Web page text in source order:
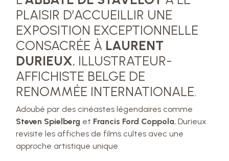
PLAISIR D’ACCUEILLIR UNE
EXPOSITION EXCEPTIONNELLE
CONSACRÉE À LAURENT
DURIEUX, ILLUSTRATEUR-
AFFICHISTE BELGE DE
RENOMMÉE INTERNATIONALE.
Adoubé par des cinéastes légendaires comme
Steven Spielberg et Francis Ford Coppola, Durieux
revisite les affiches de films cultes avec une
approche artistique unique.